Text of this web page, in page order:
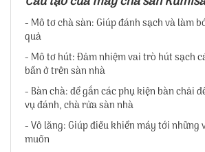
- Mô tơ chà sàn: Giúp đánh sạch và làm
quả
- Mô tơ hút: Đảm nhiệm vai trò hút sạch
bẩn ở trên sàn nhà
- Bàn chà: để gắn các phụ kiện bàn chải
vụ đánh, chà rửa sàn nhà
- Vô lăng: Giúp điều khiển máy tới những
muốn